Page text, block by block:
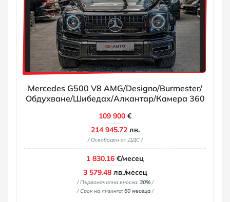
Mercedes G500 V8 AMG/Designo/Burmester/
Обдухване/Шибедах/Алкантар/Камера 360
109 900 €
214 945.72лв.
/ Освободен от ДДС /
1 830.16 €/месец
3 579.48лв./месец
/ Първоначална вноска: 30%/
/ Срок на лизинга: 60 месеца/